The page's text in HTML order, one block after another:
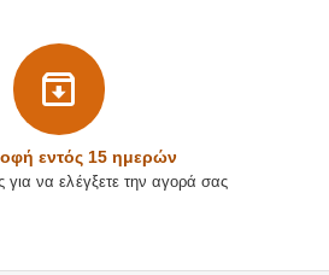
εντός 15 ημερών
για να ελέγξετε την αγορά σας